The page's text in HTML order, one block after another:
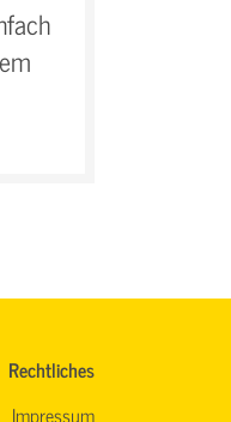
Rechtliches
Impressum